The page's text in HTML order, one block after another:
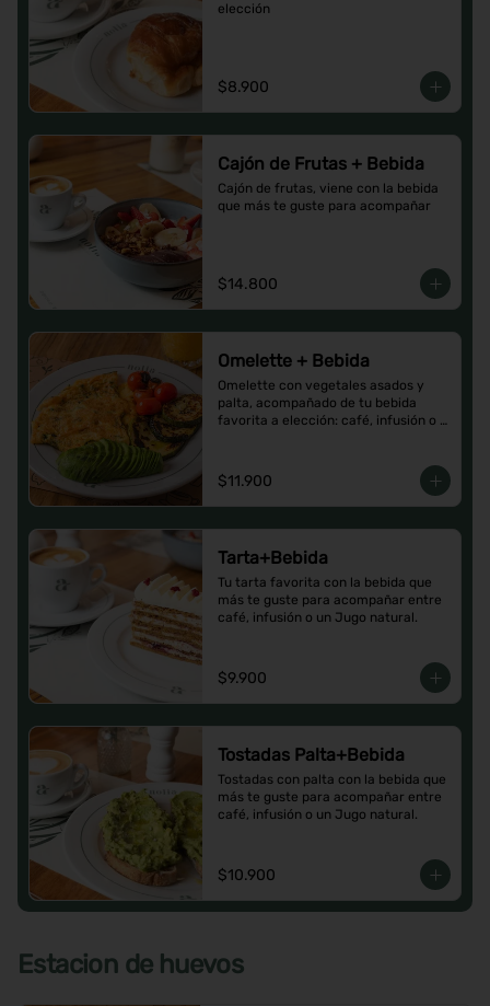
elección
$8.900
Cajón de Frutas + Bebida
Cajón de frutas, viene con la bebida
que más te guste para acompañar
$14.800
Omelette + Bebida
Omelette con vegetales asados y
palta, acompañado de tu bebida
favorita a elección: café, infusión o
$11.900
Tarta+Bebida
Tu tarta favorita con la bebida que
más te guste para acompañar entre
café, infusión o un Jugo natural.
$9.900
Tostadas Palta+Bebida
Tostadas con palta con la bebida que
más te guste para acompañar entre
café, infusión o un Jugo natural.
$10.900
Estacion de huevos